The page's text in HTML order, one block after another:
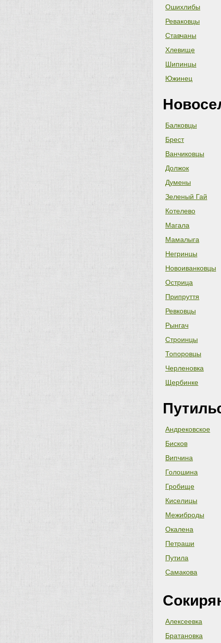
Ошихлибы
Реваковцы
Ставчаны
Хлевище
Шипинцы
Южинец
Балковцы
Брест
Ванчиковцы
Должок
Думены
Зеленый Гай
Котелево
Магала
Мамалыга
Негринцы
Новоиванковцы
Острица
Припруття
Ревковцы
Рынгач
Строинцы
Топоровцы
Черленовка
Щербинке
Андрековское
Бисков
Випчина
Голошина
Гробище
Киселицы
Межиброды
Окалена
Петраши
Путила
Самакова
Алексеевка
Братановка